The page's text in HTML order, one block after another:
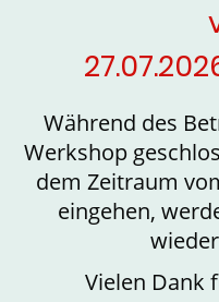
Während des
Werkshop
dem Zeitraum
eingehen,
Vielen Dank